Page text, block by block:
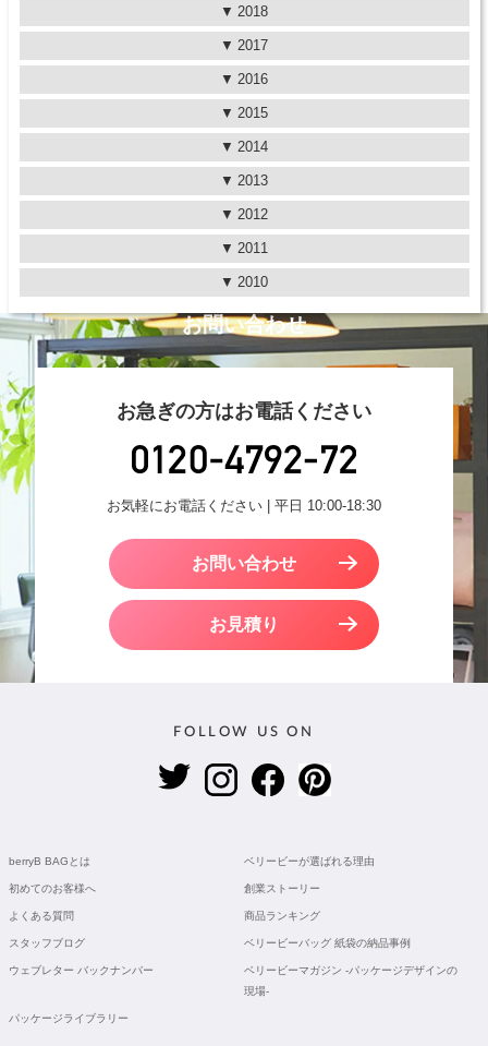
2018
2017
2016
2015
2014
2013
2012
2011
2010
お問い合わせ
お急ぎの方はお電話ください
お気軽にお電話ください | 平日 10:00-18:30
お問い合わせ
お見積り
FOLLOW US ON
berryB BAGとは ベリービーが選ばれる理由
初めてのお客様へ 創業ストーリー
よくある質問 商品ランキング
スタッフブログ ベリービーバッグ 紙袋の納品事例
ウェブレター バックナンバー
ベリービーマガジン -パッケージデザインの
現場-
パッケージライブラリー